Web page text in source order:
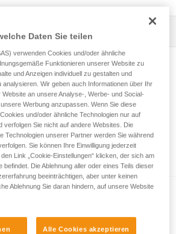
2
Haltekraft des DUAL-
ein?
Daten Sie teilen
verwenden Cookies und/oder ähnliche
Funktionieren unserer Website zu
und Anzeigen individuell zu gestalten und
Wir geben auch Informationen über Ihr
an unsere Analyse-, Werbe- und Social-
Werbung anzupassen. Wenn Sie diese
und/oder ähnliche Technologien nur auf
verfolgen Sie nicht auf andere Websites. Die
Technologien unserer Partner werden Sie während
Sie können Ihre Einwilligung jederzeit
Link „Cookie-Einstellungen“ klicken, der sich am
befindet. Die Ablehnung aller oder eines Teils dieser
beeinträchtigen, aber unter keinen
Ablehnung Sie daran hindern, auf unsere Website
Alle Cookies akzeptieren